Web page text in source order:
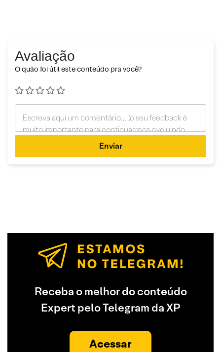
Avaliação
O quão foi útil este conteúdo pra você?
Enviar
Receba o melhor do conteúdo
Expert pelo Telegram da XP
Acessar